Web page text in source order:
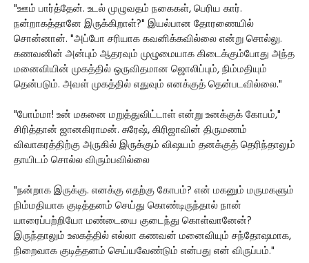
"ஊம் பார்த்தேன். உடல் முழுவதம் நகைகள், பெரிய கார்.
நன்றாகத்தானே இருக்கிறாள்?" இயல்பான தோரணையில்
சொன்னான். "அப்போ சரியாக கவனிக்கவில்லை என்று சொல்லு.
கணவனின் அன்பும் ஆதரவும் முழுமையாக கிடைக்கும்போது அந்த
மனைவியின் முகத்தில் ஒருவிதமான ஜொலிப்பும், நிம்மதியும்
தென்படும். அவள் முகத்தில் எதுவும் எனக்குத் தென்படவில்லை."
"போம்மா! உன் மகனை மறுத்துவிட்டாள் என்று உனக்குக் கோபம்,"
சிரித்தான் ஜானகிராமன். சுரேஷ், கிரிஜாவின் திருமணம்
விவாகரத்திற்கு அருகில் இருக்கும் விஷயம் தனக்குத் தெரிந்தாலும்
தாயிடம் சொல்ல விரும்பவில்லை
"நன்றாக இருக்கு. எனக்கு எதற்கு கோபம்? என் மகனும் மருமகளும்
நிம்மதியாக குடித்தனம் செய்து கொண்டிருந்தால் நான்
யாரைப்பற்றியோ மண்டையை குடைந்து கொள்வானேன்?
இருந்தாலும் உலகத்தில் எல்லா கணவன் மனைவியும் சந்தோஷமாக,
நிறைவாக குடித்தனம் செய்யவேண்டும் என்பது என் விருப்பம்."